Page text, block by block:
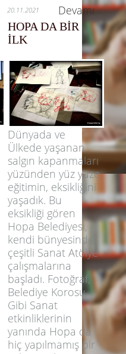
20.11.2021 Devamı
HOPA DA BİR
İLK
Dünyada ve
Ülkede yaşanan
salgın kapanmaları
yüzünden yüz yüze
eğitimin, eksikliğini
yaşadık. Bu
eksikliği gören
Hopa Belediyesi,
kendi bünyesinde
çeşitli Sanat Atölye
çalışmalarına
başladı. Fotoğraf,
Belediye Korosu,
Gibi Sanat
etkinliklerinin
yanında Hopa da
hiç yapılmamış bir